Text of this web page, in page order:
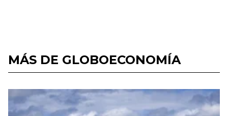
MÁS DE GLOBOECONOMÍA